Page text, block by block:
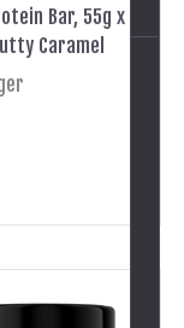
Bar, 55g x
Caramel